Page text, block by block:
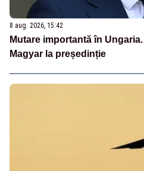
8 aug. 2026, 15:42
Mutare importantă în
Magyar la președinție